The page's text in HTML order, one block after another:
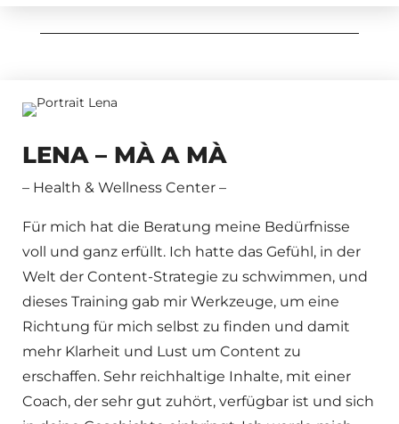
LENA – MÀ A MÀ
– Health & Wellness Center –
Für mich hat die Beratung meine Bedürfnisse
voll und ganz erfüllt. Ich hatte das Gefühl, in der
Welt der Content-Strategie zu schwimmen, und
dieses Training gab mir Werkzeuge, um eine
Richtung für mich selbst zu finden und damit
mehr Klarheit und Lust um Content zu
erschaffen. Sehr reichhaltige Inhalte, mit einer
Coach, der sehr gut zuhört, verfügbar ist und sich